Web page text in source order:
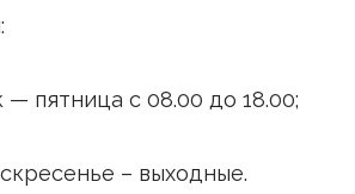
пятница с 08.00 до 18.00;
– выходные.